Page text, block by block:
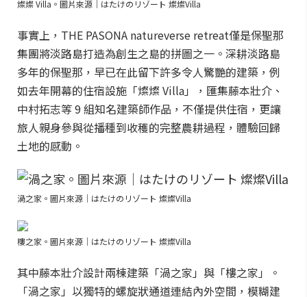
燦燦 Villa。圖片來源｜はたけのリゾート 燦燦Villa
事實上，THE PASONA natureverse retreat僅是保聖那
集團將淡路島打造為創生之島的拼圖之一。深耕淡路島
多年的保聖那，早已在此留下許多令人驚艷的建築，例
如去年開幕的住宿設施「燦燦 Villa」，匯集藤本壯介、
中村拓志等 9 組知名建築師作品，不僅提供住宿，更讓
旅人親身參與從播種到收穫的完整農耕過程，體驗回歸
土地的感動。
渦之家。圖片來源｜はたけのリゾート 燦燦Villa
樓之家。圖片來源｜はたけのリゾート 燦燦Villa
其中藤本壯介設計兩棟建築「渦之家」與「樓之家」。
「渦之家」以獨特的螺旋狀通道連結內外空間，模糊建